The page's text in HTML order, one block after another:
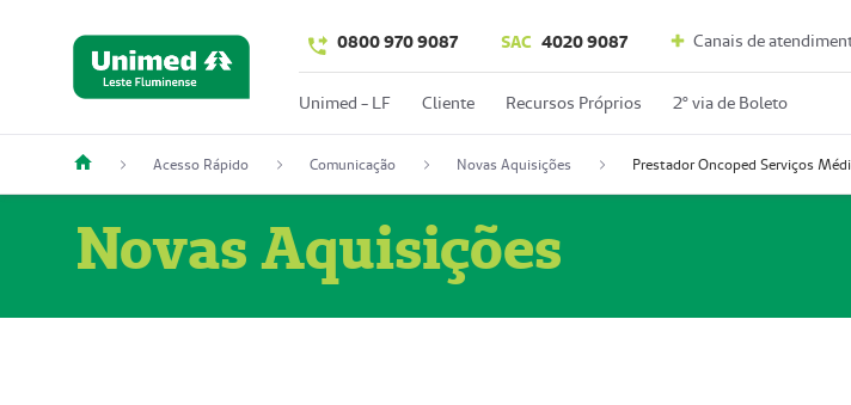
0800 970 9087 SAC 4020 9087 Canais de
Unimed - LF Cliente Recursos Próprios 2º via de Boleto
Acesso Rápido Comunicação Novas Aquisições
Novas Aquisições